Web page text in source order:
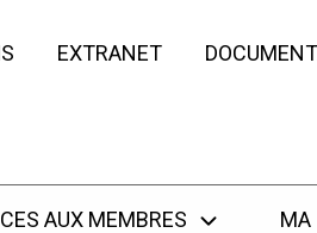
EXTRANET
AUX MEMBRES MA